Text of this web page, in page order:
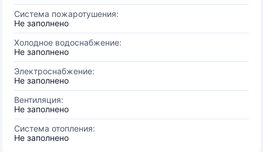
Система пожаротушения:
Не заполнено
Холодное водоснабжение:
Не заполнено
Электроснабжение:
Не заполнено
Вентиляция:
Не заполнено
Система отопления:
Не заполнено